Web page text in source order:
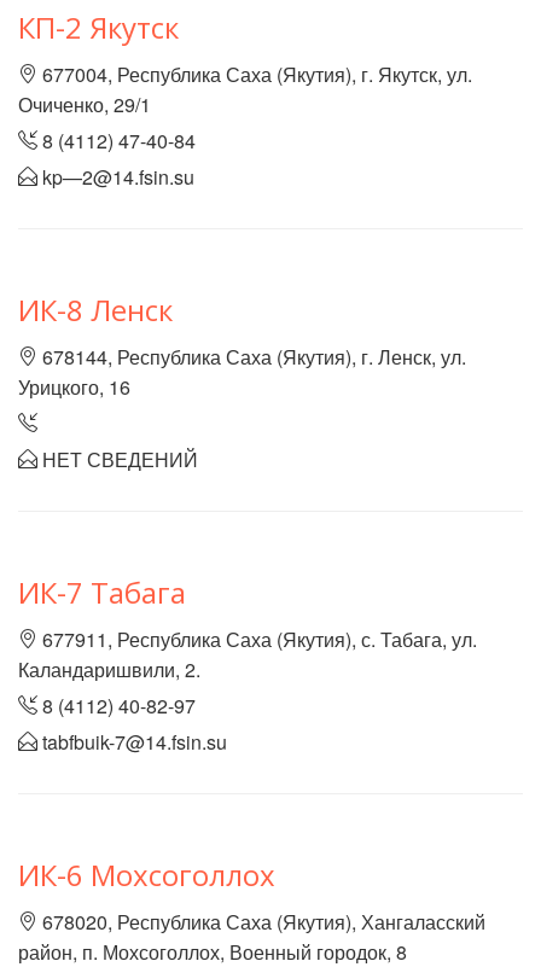
КП-2 Якутск
677004, Республика Саха (Якутия), г. Якутск, ул.
Очиченко, 29/1
8 (4112) 47-40-84
kp—2@14.fsin.su
ИК-8 Ленск
678144, Республика Саха (Якутия), г. Ленск, ул.
Урицкого, 16
НЕТ СВЕДЕНИЙ
ИК-7 Табага
677911, Республика Саха (Якутия), с. Табага, ул.
Каландаришвили, 2.
8 (4112) 40-82-97
tabfbuik-7@14.fsin.su
ИК-6 Мохсоголлох
678020, Республика Саха (Якутия), Хангаласский
район, п. Мохсоголлох, Военный городок, 8